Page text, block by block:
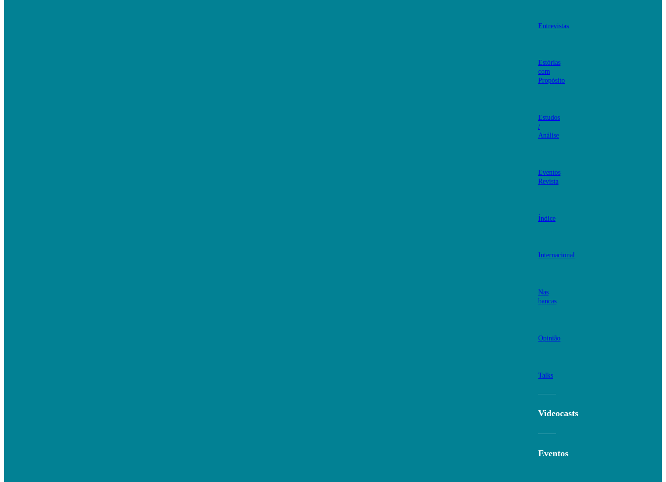
Entrevistas
Estórias
com
Propósito
Estudos
/
Análise
Eventos
Revista
Índice
Internacional
Nas
bancas
Opinião
Talks
Videocasts
Eventos